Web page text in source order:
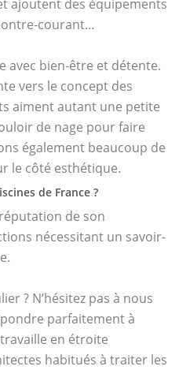
ajoutent des équipements
courant…
avec bien-être et détente.
vers le concept des
aiment autant une petite
de nage pour faire
également beaucoup de
le côté esthétique.
de France ?
de son
nécessitant un savoir-
? N’hésitez pas à nous
parfaitement à
en étroite
habitués à traiter les